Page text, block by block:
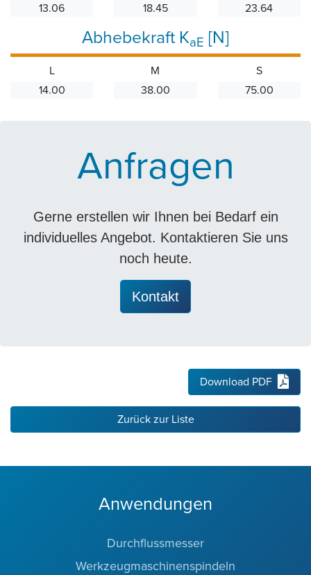
13.06
18.45
23.64
Abhebekraft KaE [N]
L
14.00
M
38.00
S
75.00
Anfragen
Gerne erstellen wir Ihnen bei Bedarf ein
individuelles Angebot. Kontaktieren Sie uns
noch heute.
Kontakt
Download PDF
Zurück zur Liste
Anwendungen
Durchflussmesser
Werkzeugmaschinenspindeln